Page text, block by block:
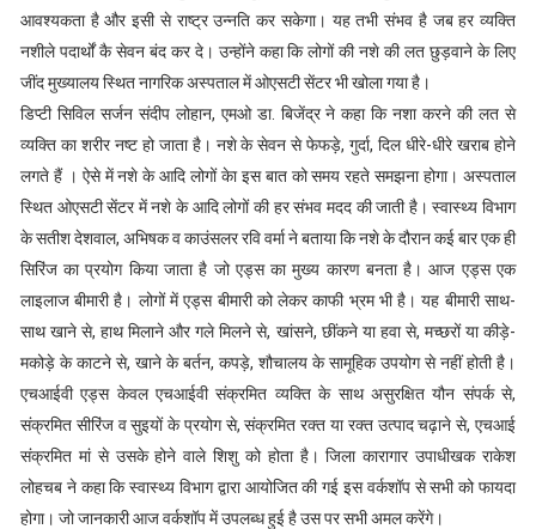
आवश्यकता है और इसी से राष्ट्र उन्नति कर सकेगा। यह तभी संभव है जब हर व्यक्ति
नशीले पदार्थों कै सेवन बंद कर दे। उन्होंने कहा कि लोगों की नशे की लत छुड़वाने के लिए
जींद मुख्यालय स्थित नागरिक अस्पताल में ओएसटी सेंटर भी खोला गया है।
डिप्टी सिविल सर्जन संदीप लोहान, एमओ डा. बिजेंद्र ने कहा कि नशा करने की लत से
व्यक्ति का शरीर नष्ट हो जाता है। नशे के सेवन से फेफड़े, गुर्दा, दिल धीरे-धीरे खराब होने
लगते हैं । ऐसे में नशे के आदि लोगों केा इस बात को समय रहते समझना होगा। अस्पताल
स्थित ओएसटी सेंटर में नशे के आदि लोगों की हर संभव मदद की जाती है। स्वास्थ्य विभाग
के सतीश देशवाल, अभिषक व काउंसलर रवि वर्मा ने बताया कि नशे के दौरान कई बार एक ही
सिरिंज का प्रयोग किया जाता है जो एड्स का मुख्य कारण बनता है। आज एड्स एक
लाइलाज बीमारी है। लोगों में एड्स बीमारी को लेकर काफी भ्रम भी है। यह बीमारी साथ-
साथ खाने से, हाथ मिलाने और गले मिलने से, खांसने, छींकने या हवा से, मच्छरों या कीड़े-
मकोड़े के काटने से, खाने के बर्तन, कपड़े, शौचालय के सामूहिक उपयोग से नहीं होती है।
एचआईवी एड्स केवल एचआईवी संक्रमित व्यक्ति के साथ असुरक्षित यौन संपर्क से,
संक्रमित सीरिंज व सुइयों के प्रयोग से, संक्रमित रक्त या रक्त उत्पाद चढ़ाने से, एचआई
संक्रमित मां से उसके होने वाले शिशु को होता है। जिला कारागार उपाधीखक राकेश
लोहचब ने कहा कि स्वास्थ्य विभाग द्वारा आयोजित की गई इस वर्कशॉप से सभी को फायदा
होगा। जो जानकारी आज वर्कशॉप में उपलब्ध हुई है उस पर सभी अमल करेंगे।